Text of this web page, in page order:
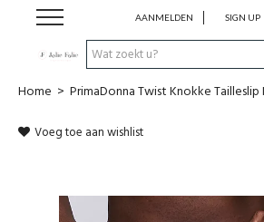
AANMELDEN SIGN UP
Home
Heren
Home > PrimaDonna Twist Knokke Tailleslip
Voeg toe aan wishlist